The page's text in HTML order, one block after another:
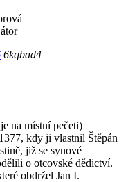
6kqbad4
na místní pečeti)
kdy ji vlastnil Štěpán
již se synové
o otcovské dědictví.
obdržel Jan I.